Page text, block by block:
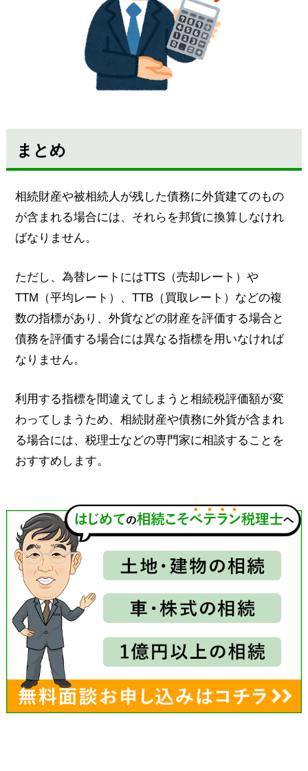
まとめ
相続財産や被相続人が残した債務に外貨建てのもの
が含まれる場合には、それらを邦貨に換算しなけれ
ばなりません。
ただし、為替レートにはTTS（売却レート）や
TTM（平均レート）、TTB（買取レート）などの複
数の指標があり、外貨などの財産を評価する場合と
債務を評価する場合には異なる指標を用いなければ
なりません。
利用する指標を間違えてしまうと相続税評価額が変
わってしまうため、相続財産や債務に外貨が含まれ
る場合には、税理士などの専門家に相談することを
おすすめします。